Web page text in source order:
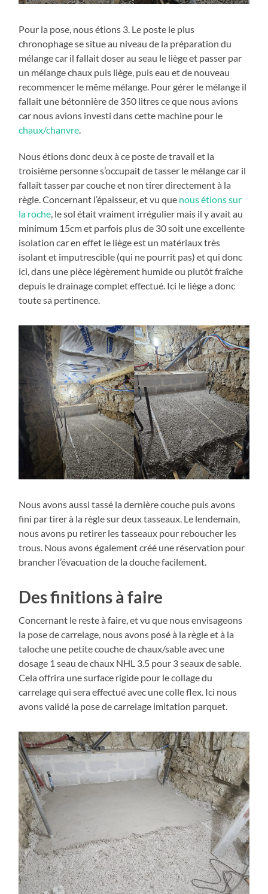
Pour la pose, nous étions 3. Le poste le plus
chronophage se situe au niveau de la préparation du
mélange car il fallait doser au seau le liège et passer par
un mélange chaux puis liège, puis eau et de nouveau
recommencer le même mélange. Pour gérer le mélange il
fallait une bétonnière de 350 litres ce que nous avions
car nous avions investi dans cette machine pour le
chaux/chanvre.
Nous étions donc deux à ce poste de travail et la
troisième personne s’occupait de tasser le mélange car il
fallait tasser par couche et non tirer directement à la
règle. Concernant l’épaisseur, et vu que nous étions sur
la roche, le sol était vraiment irrégulier mais il y avait au
minimum 15cm et parfois plus de 30 soit une excellente
isolation car en effet le liège est un matériaux très
isolant et imputrescible (qui ne pourrit pas) et qui donc
ici, dans une pièce légèrement humide ou plutôt fraîche
depuis le drainage complet effectué. Ici le liège a donc
toute sa pertinence.
Nous avons aussi tassé la dernière couche puis avons
fini par tirer à la règle sur deux tasseaux. Le lendemain,
nous avons pu retirer les tasseaux pour reboucher les
trous. Nous avons également créé une réservation pour
brancher l’évacuation de la douche facilement.
Des finitions à faire
Concernant le reste à faire, et vu que nous envisageons
la pose de carrelage, nous avons posé à la règle et à la
taloche une petite couche de chaux/sable avec une
dosage 1 seau de chaux NHL 3.5 pour 3 seaux de sable.
Cela offrira une surface rigide pour le collage du
carrelage qui sera effectué avec une colle flex. Ici nous
avons validé la pose de carrelage imitation parquet.